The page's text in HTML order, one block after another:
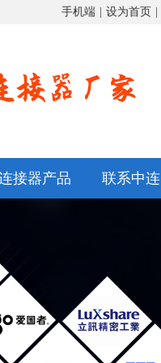
手机端 设为首页
接器产品 联系中连